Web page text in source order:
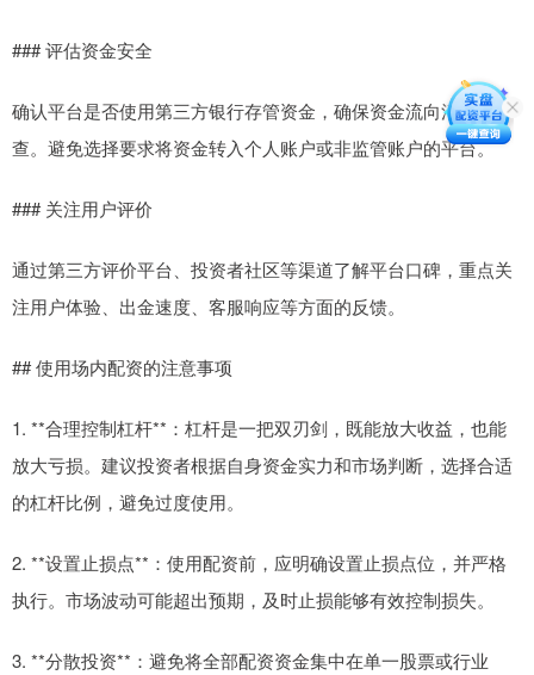
### 评估资金安全
确认平台是否使用第三方银行存管资金，确保资金流向清晰可
查。避免选择要求将资金转入个人账户或非监管账户的平台。
### 关注用户评价
通过第三方评价平台、投资者社区等渠道了解平台口碑，重点关
注用户体验、出金速度、客服响应等方面的反馈。
## 使用场内配资的注意事项
1. **合理控制杠杆**：杠杆是一把双刃剑，既能放大收益，也能
放大亏损。建议投资者根据自身资金实力和市场判断，选择合适
的杠杆比例，避免过度使用。
2. **设置止损点**：使用配资前，应明确设置止损点位，并严格
执行。市场波动可能超出预期，及时止损能够有效控制损失。
3. **分散投资**：避免将全部配资资金集中在单一股票或行业